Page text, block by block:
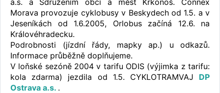
Morava provozuje cyklobusy v Beskydech od 1.5. a v
Jeseníkách od 1.6.2005, Orlobus začíná 12.6. na
Královéhradecku.
Podrobnosti (jízdní řády, mapky ap.) u odkazů.
Informace průběžně doplňujeme.
V loňské sezóně 2004 v tarifu ODIS (výjimka z tarifu:
kola zdarma) jezdila od 1.5. CYKLOTRAMVAJ DP
Ostrava a.s. .